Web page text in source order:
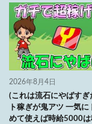
2026年8月4日
(これは流石にやばすぎ
ト稼ぎが鬼アツ 一気
めて使えば時給5000